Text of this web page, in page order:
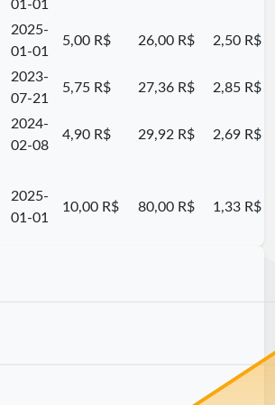
01-01
2025-
01-01
5,00 R$ 26,00 R$ 2,50 R$
2023-
07-21
5,75 R$ 27,36 R$ 2,85 R$
2024-
02-08
4,90 R$ 29,92 R$ 2,69 R$
2025-
01-01
10,00 R$ 80,00 R$ 1,33 R$